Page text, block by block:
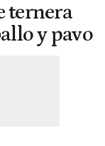
ternera
y pavo